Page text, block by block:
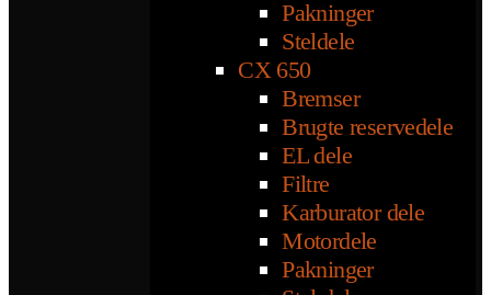
Pakninger
Steldele
CX 650
Bremser
Brugte reservedele
EL dele
Filtre
Karburator dele
Motordele
Pakninger